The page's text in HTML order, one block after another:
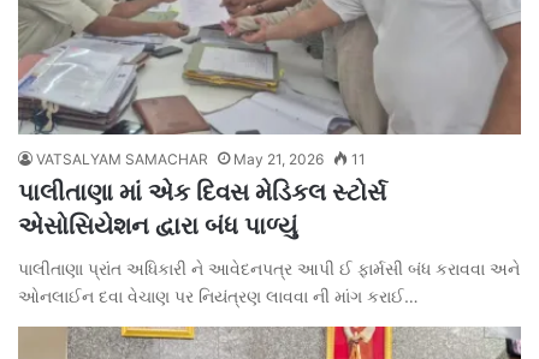
VATSALYAM SAMACHAR May 21, 2026 11
પાલીતાણા માં એક દિવસ મેડિકલ સ્ટોર્સ
એસોસિયેશન દ્વારા બંધ પાળ્યું
પાલીતાણા પ્રાંત અધિકારી ને આવેદનપત્ર આપી ઈ ફાર્મસી બંધ કરાવવા અને
ઓનલાઈન દવા વેચાણ પર નિયંત્રણ લાવવા ની માંગ કરાઈ…